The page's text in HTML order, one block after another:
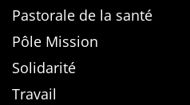
Pastorale de la santé
Pôle Mission
Solidarité
Travail